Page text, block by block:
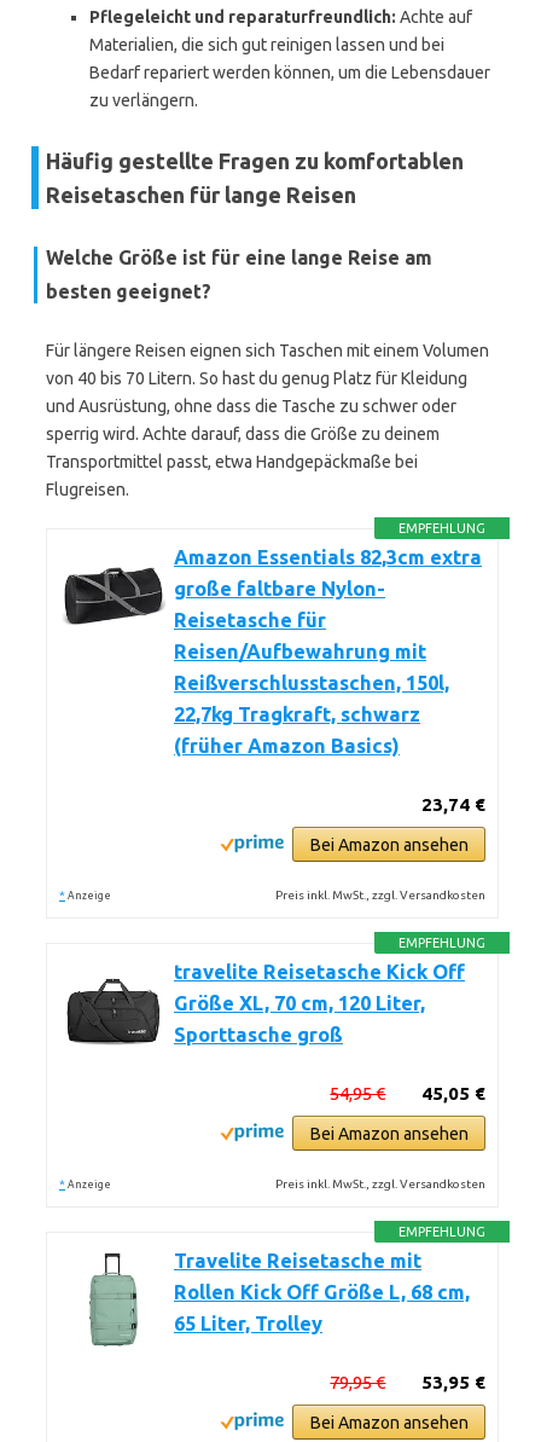
Pflegeleicht und reparaturfreundlich: Achte auf
Materialien, die sich gut reinigen lassen und bei
Bedarf repariert werden können, um die Lebensdauer
zu verlängern.
Häufig gestellte Fragen zu komfortablen
Reisetaschen für lange Reisen
Welche Größe ist für eine lange Reise am
besten geeignet?
Für längere Reisen eignen sich Taschen mit einem Volumen
von 40 bis 70 Litern. So hast du genug Platz für Kleidung
und Ausrüstung, ohne dass die Tasche zu schwer oder
sperrig wird. Achte darauf, dass die Größe zu deinem
Transportmittel passt, etwa Handgepäckmaße bei
Flugreisen.
EMPFEHLUNG
Amazon Essentials 82,3cm extra
große faltbare Nylon-
Reisetasche für
Reisen/Aufbewahrung mit
Reißverschlusstaschen, 150l,
22,7kg Tragkraft, schwarz
(früher Amazon Basics)
23,74 €
Bei Amazon ansehen
* Anzeige Preis inkl. MwSt., zzgl. Versandkosten
EMPFEHLUNG
travelite Reisetasche Kick Off
Größe XL, 70 cm, 120 Liter,
Sporttasche groß
45,05 €
54,95 €
Bei Amazon ansehen
* Anzeige Preis inkl. MwSt., zzgl. Versandkosten
EMPFEHLUNG
Travelite Reisetasche mit
Rollen Kick Off Größe L, 68 cm,
65 Liter, Trolley
53,95 €
79,95 €
Bei Amazon ansehen